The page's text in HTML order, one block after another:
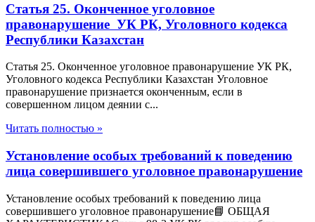
Статья 25. Оконченное уголовное
правонарушение УК РК, Уголовного кодекса
Республики Казахстан
Статья 25. Оконченное уголовное правонарушение УК РК,
Уголовного кодекса Республики Казахстан Уголовное
правонарушение признается оконченным, если в
совершенном лицом деянии с...
Читать полностью »
Установление особых требований к поведению
лица совершившего уголовное правонарушение
Установление особых требований к поведению лица
совершившего уголовное правонарушение📘 ОБЩАЯ